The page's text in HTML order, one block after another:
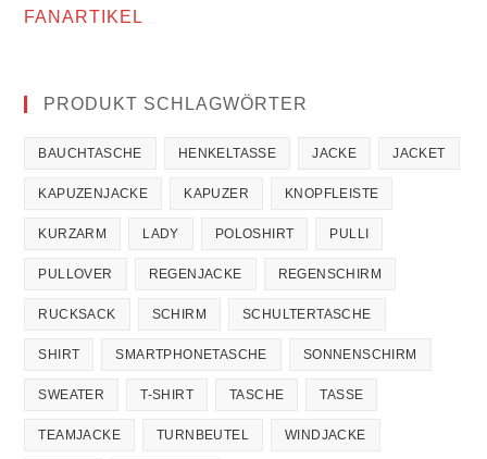
FANARTIKEL
PRODUKT SCHLAGWÖRTER
BAUCHTASCHE HENKELTASSE JACKE JACKET
KAPUZENJACKE KAPUZER KNOPFLEISTE
KURZARM LADY POLOSHIRT PULLI
PULLOVER REGENJACKE REGENSCHIRM
RUCKSACK SCHIRM SCHULTERTASCHE
SHIRT SMARTPHONETASCHE SONNENSCHIRM
SWEATER T-SHIRT TASCHE TASSE
TEAMJACKE TURNBEUTEL WINDJACKE